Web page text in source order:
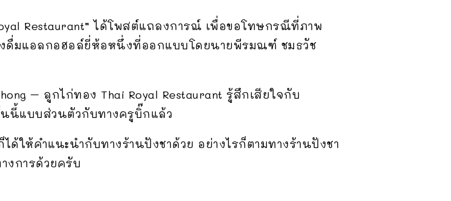
Restaurant” ได้โพสต์แถลงการณ์ เพื่อขอโทษกรณีที่ภาพ
ดื่มแอลกอฮอล์ยี่ห้อหนึ่งที่ออกแบบโดยนายพีรมณฑ์ ชมธวัช
– ลูกไก่ทอง Thai Royal Restaurant รู้สึกเสียใจกับ
นี้แบบส่วนตัวกับทางครูบิ๊กแล้ว
ด้ให้คำแนะนำกับทางร้านปังชาด้วย อย่างไรก็ตามทางร้านปังชา
งการด้วยครับ